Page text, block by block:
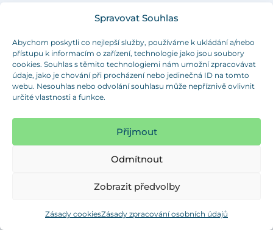
Spravovat Souhlas
Abychom poskytli co nejlepší služby, používáme k ukládání a/nebo
přístupu k informacím o zařízení, technologie jako jsou soubory
cookies. Souhlas s těmito technologiemi nám umožní zpracovávat
údaje, jako je chování při procházení nebo jedinečná ID na tomto
webu. Nesouhlas nebo odvolání souhlasu může nepříznivě ovlivnit
určité vlastnosti a funkce.
Přijmout
Odmítnout
Zobrazit předvolby
Zásady cookiesZásady zpracování osobních údajů
VKGS 60 / M10x60
D: 60
D1:
27
H: 40
H1: 20
L: 20
VKGS 60 / M12x20
Objednat
M12